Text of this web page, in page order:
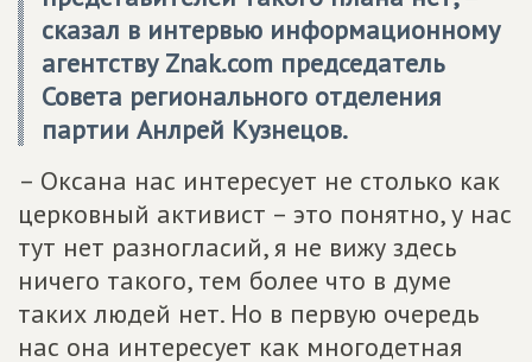
сказал в интервью информационному
агентству Znak.com председатель
Совета регионального отделения
партии Анлрей Кузнецов.
– Оксана нас интересует не столько как
церковный активист – это понятно, у нас
тут нет разногласий, я не вижу здесь
ничего такого, тем более что в думе
таких людей нет. Но в первую очередь
нас она интересует как многодетная